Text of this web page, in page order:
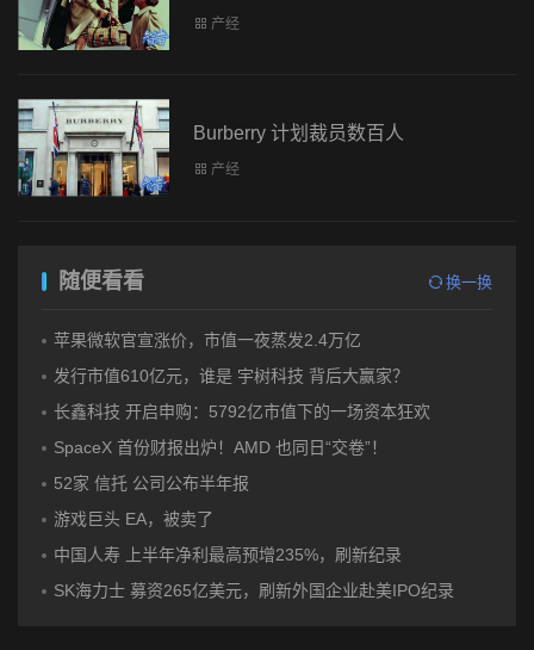
产经
Burberry 计划裁员数百人
产经
随便看看 换一换
苹果微软官宣涨价，市值一夜蒸发2.4万亿
发行市值610亿元，谁是 宇树科技 背后大赢家？
长鑫科技 开启申购：5792亿市值下的一场资本狂欢
SpaceX 首份财报出炉！AMD 也同日“交卷”！
52家 信托 公司公布半年报
游戏巨头 EA，被卖了
中国人寿 上半年净利最高预增235%，刷新纪录
SK海力士 募资265亿美元，刷新外国企业赴美IPO纪录